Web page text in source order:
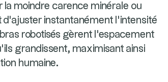
moindre carence minérale ou
instantanément l'intensité
robotisés gèrent l'espacement
grandissent, maximisant ainsi
humaine.